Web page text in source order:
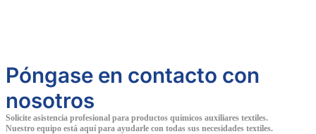
Póngase en contacto con
nosotros
Solicite asistencia profesional para productos químicos auxiliares textiles.
Nuestro equipo está aquí para ayudarle con todas sus necesidades textiles.